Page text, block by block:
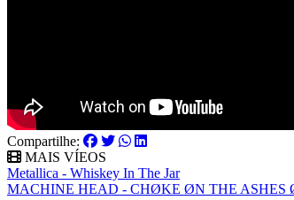
Compartilhe:
MAIS VÍEOS
Metallica - Whiskey In The Jar
MACHINE HEAD - CHØKE ØN THE ASHES